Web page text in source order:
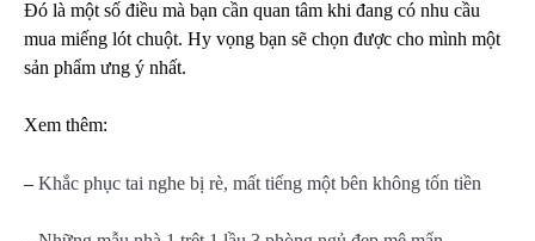
Đó là một số điều mà bạn cần quan tâm khi đang có nhu cầu
mua miếng lót chuột. Hy vọng bạn sẽ chọn được cho mình một
sản phẩm ưng ý nhất.
Xem thêm:
– Khắc phục tai nghe bị rè, mất tiếng một bên không tốn tiền